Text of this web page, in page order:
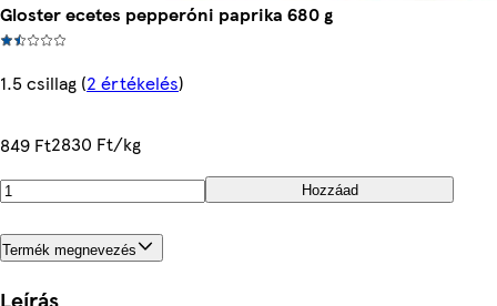
Gloster ecetes pepperóni paprika 680 g
1.5 csillag (2 értékelés)
849 Ft2830 Ft/kg
Hozzáad
Termék megnevezés
Leírás